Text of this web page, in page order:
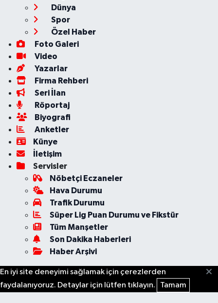
Dünya
Spor
Özel Haber
Foto Galeri
Video
Yazarlar
Firma Rehberi
Seri İlan
Röportaj
Biyografi
Anketler
Künye
İletişim
Servisler
Nöbetçi Eczaneler
Hava Durumu
Trafik Durumu
Süper Lig Puan Durumu ve Fikstür
Tüm Manşetler
Son Dakika Haberleri
Haber Arşivi
En iyi site deneyimi sağlamak için çerezlerden
faydalanıyoruz. Detaylar için lütfen tıklayın.
Tamam